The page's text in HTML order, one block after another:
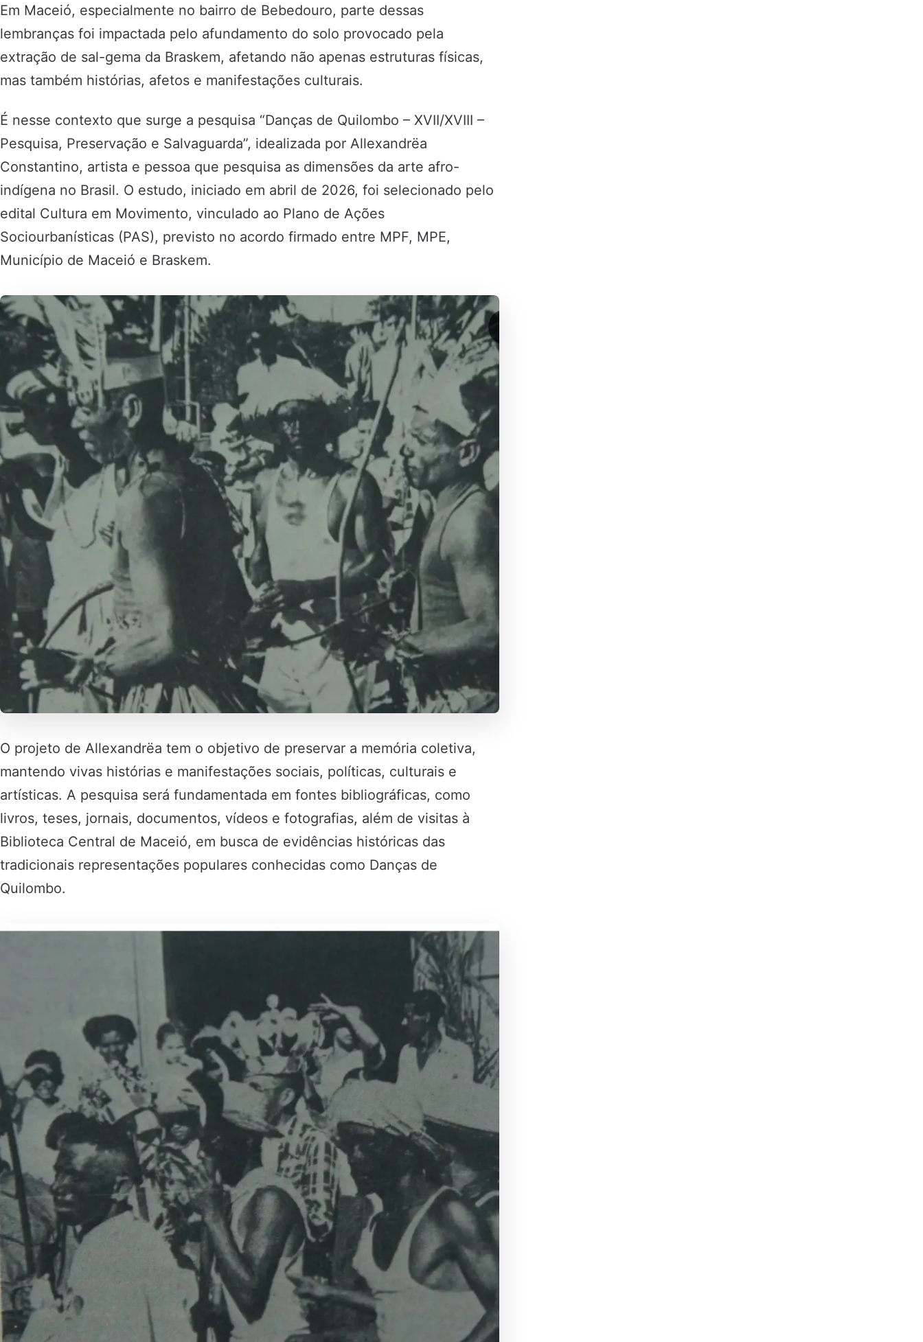
Em Maceió, especialmente no bairro de Bebedouro, parte dessas
lembranças foi impactada pelo afundamento do solo provocado pela
extração de sal-gema da Braskem, afetando não apenas estruturas físicas,
mas também histórias, afetos e manifestações culturais.
É nesse contexto que surge a pesquisa “Danças de Quilombo – XVII/XVIII –
Pesquisa, Preservação e Salvaguarda”, idealizada por Allexandrëa
Constantino, artista e pessoa que pesquisa as dimensões da arte afro-
indígena no Brasil. O estudo, iniciado em abril de 2026, foi selecionado pelo
edital Cultura em Movimento, vinculado ao Plano de Ações
Sociourbanísticas (PAS), previsto no acordo firmado entre MPF, MPE,
Município de Maceió e Braskem.
O projeto de Allexandrëa tem o objetivo de preservar a memória coletiva,
mantendo vivas histórias e manifestações sociais, políticas, culturais e
artísticas. A pesquisa será fundamentada em fontes bibliográficas, como
livros, teses, jornais, documentos, vídeos e fotografias, além de visitas à
Biblioteca Central de Maceió, em busca de evidências históricas das
tradicionais representações populares conhecidas como Danças de
Quilombo.